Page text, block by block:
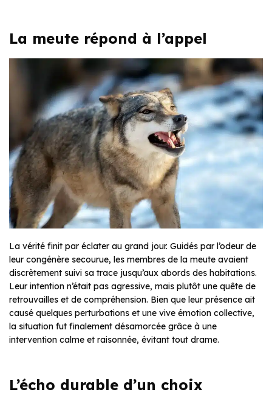
La meute répond à l’appel
La vérité finit par éclater au grand jour. Guidés par l’odeur de
leur congénère secourue, les membres de la meute avaient
discrètement suivi sa trace jusqu’aux abords des habitations.
Leur intention n’était pas agressive, mais plutôt une quête de
retrouvailles et de compréhension. Bien que leur présence ait
causé quelques perturbations et une vive émotion collective,
la situation fut finalement désamorcée grâce à une
intervention calme et raisonnée, évitant tout drame.
L’écho durable d’un choix